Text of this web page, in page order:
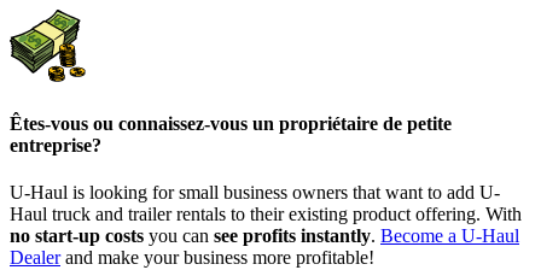
Êtes-vous ou connaissez-vous un propriétaire de petite
entreprise?
U-Haul is looking for small business owners that want to add U-
Haul truck and trailer rentals to their existing product offering. With
no start-up costs you can see profits instantly. Become a U-Haul
Dealerand make your business more profitable!